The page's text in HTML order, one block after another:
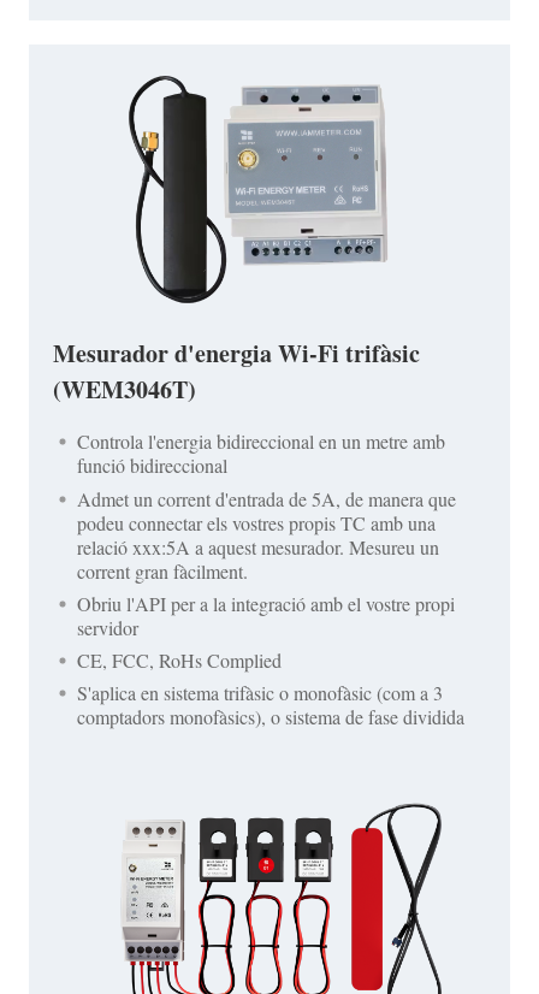
Mesurador d'energia Wi-Fi trifàsic
(WEM3046T)
Controla l'energia bidireccional en un metre amb
funció bidireccional
Admet un corrent d'entrada de 5A, de manera que
podeu connectar els vostres propis TC amb una
relació xxx:5A a aquest mesurador. Mesureu un
corrent gran fàcilment.
Obriu l'API per a la integració amb el vostre propi
servidor
CE, FCC, RoHs Complied
S'aplica en sistema trifàsic o monofàsic (com a 3
comptadors monofàsics), o sistema de fase dividida